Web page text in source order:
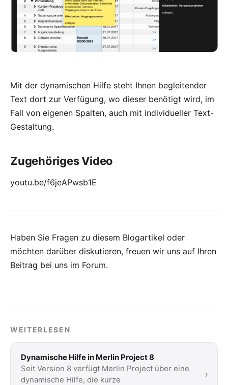
Mit der dynamischen Hilfe steht Ihnen begleitender
Text dort zur Verfügung, wo dieser benötigt wird, im
Fall von eigenen Spalten, auch mit individueller Text-
Gestaltung.
Zugehöriges Video
youtu.be/f6jeAPwsb1E
Haben Sie Fragen zu diesem Blogartikel oder
möchten darüber diskutieren, freuen wir uns auf Ihren
Beitrag bei uns im Forum.
WEITERLESEN
Dynamische Hilfe in Merlin Project 8
Seit Version 8 verfügt Merlin Project über eine
dynamische Hilfe, die kurze
›